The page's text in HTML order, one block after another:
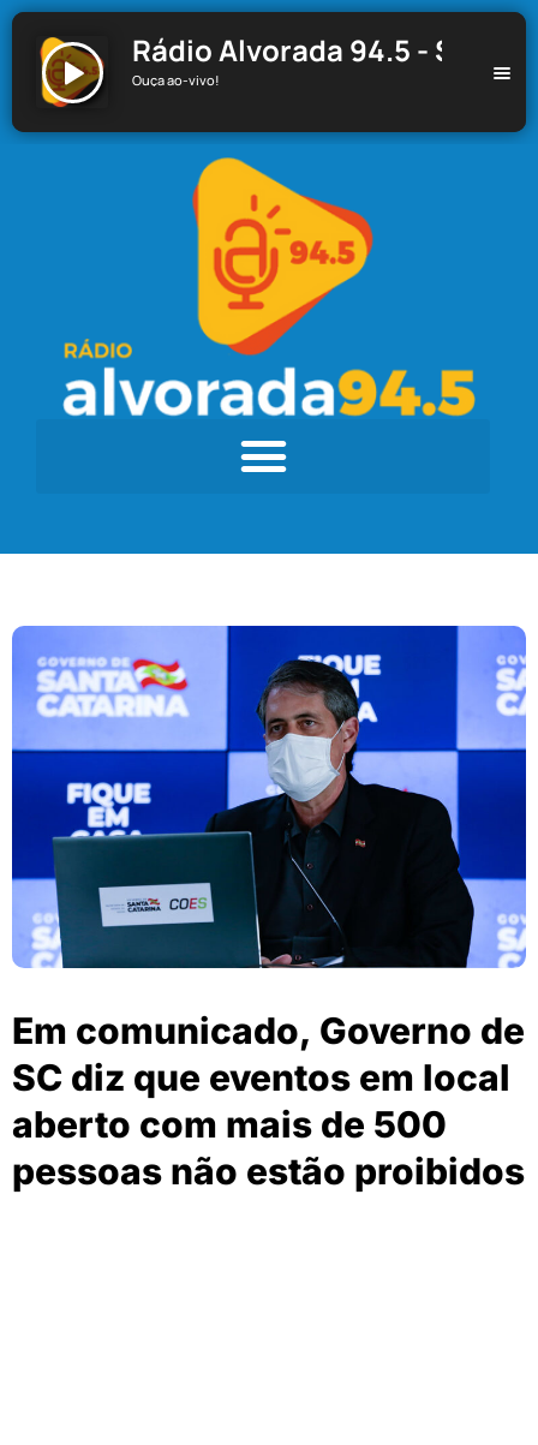
Rádio Alvorada 94.5 - Santa
Ouça ao-vivo!
Em comunicado, Governo de
SC diz que eventos em local
aberto com mais de 500
pessoas não estão proibidos